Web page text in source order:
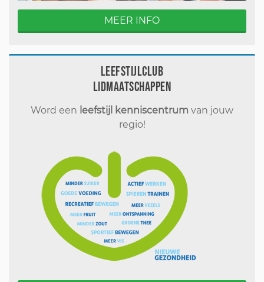
MEER INFO
Leefstijlclub
Lidmaatschappen
Word een leefstijl kenniscentrum van jouw
regio!